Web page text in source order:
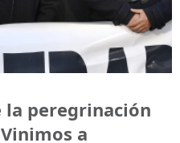
peregrinación
a